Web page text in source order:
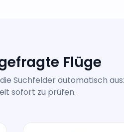
Flüge
Suchfelder automatisch
sofort zu prüfen.